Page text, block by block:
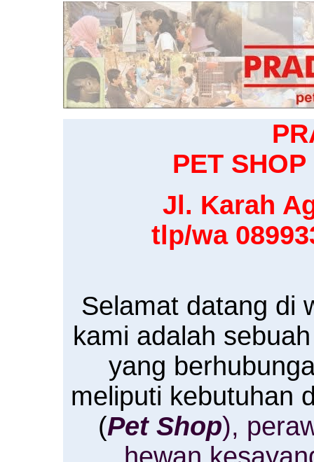
PET
Jl. Karah
tlp/wa
Selamat datang di
kami adalah
yang
meliputi kebutuhan
(Pet Shop),